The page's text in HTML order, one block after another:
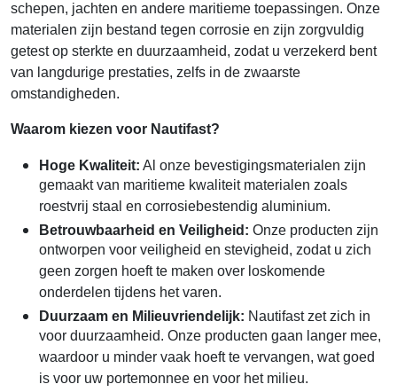
schepen, jachten en andere maritieme toepassingen. Onze
materialen zijn bestand tegen corrosie en zijn zorgvuldig
getest op sterkte en duurzaamheid, zodat u verzekerd bent
van langdurige prestaties, zelfs in de zwaarste
omstandigheden.
Waarom kiezen voor Nautifast?
Hoge Kwaliteit: Al onze bevestigingsmaterialen zijn
gemaakt van maritieme kwaliteit materialen zoals
roestvrij staal en corrosiebestendig aluminium.
Betrouwbaarheid en Veiligheid: Onze producten zijn
ontworpen voor veiligheid en stevigheid, zodat u zich
geen zorgen hoeft te maken over loskomende
onderdelen tijdens het varen.
Duurzaam en Milieuvriendelijk: Nautifast zet zich in
voor duurzaamheid. Onze producten gaan langer mee,
waardoor u minder vaak hoeft te vervangen, wat goed
is voor uw portemonnee en voor het milieu.